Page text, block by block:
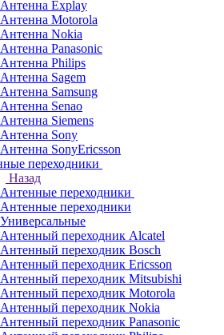
Антенна Explay
Антенна Motorola
Антенна Nokia
Антенна Panasonic
Антенна Philips
Антенна Sagem
Антенна Samsung
Антенна Senao
Антенна Siemens
Антенна Sony
Антенна SonyEricsson
переходники
Назад
Антенные переходники
Антенные переходники
Универсальные
Антенный переходник Alcatel
Антенный переходник Bosch
Антенный переходник Ericsson
Антенный переходник Mitsubishi
Антенный переходник Motorola
Антенный переходник Nokia
Антенный переходник Panasonic